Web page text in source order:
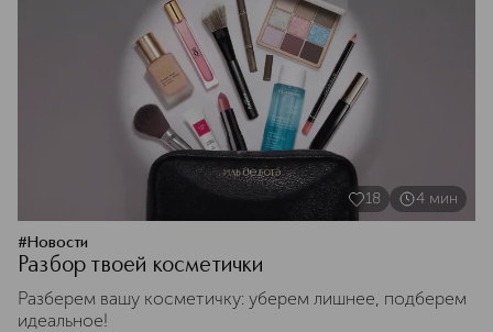
18 4 мин
# Новости
Разбор твоей косметички
Разберем вашу косметичку: уберем лишнее, подберем
идеальное!